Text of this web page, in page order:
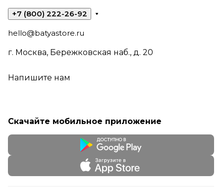
+7 (800) 222-26-92
hello@batyastore.ru
г. Москва, Бережковская наб., д. 20
Напишите нам
Скачайте мобильное приложение